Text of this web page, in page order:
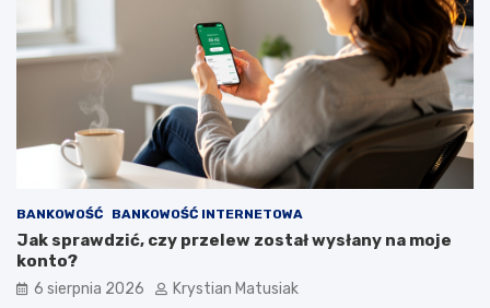
BANKOWOŚĆ BANKOWOŚĆ INTERNETOWA
Jak sprawdzić, czy przelew został wysłany na moje
konto?
6 sierpnia 2026 Krystian Matusiak